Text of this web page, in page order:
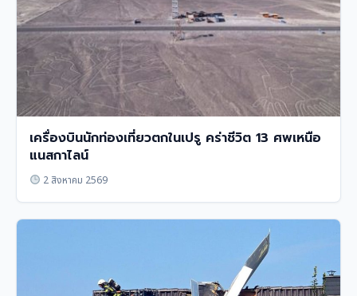
เครื่องบินนักท่องเที่ยวตกในเปรู คร่าชีวิต 13 ศพเหนือ
แนสกาไลน์
2 สิงหาคม 2569